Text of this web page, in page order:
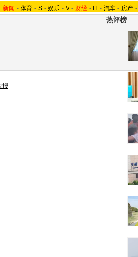
新闻 - 体育 - S - 娱乐 - V - 财经 - IT - 汽车 - 房产 -
热评榜
报